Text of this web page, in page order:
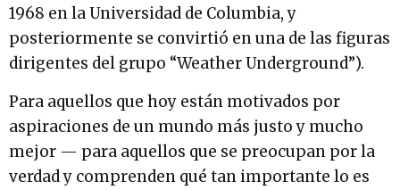
1968 en la Universidad de Columbia, y
posteriormente se convirtió en una de las figuras
dirigentes del grupo “Weather Underground”).
Para aquellos que hoy están motivados por
aspiraciones de un mundo más justo y mucho
mejor — para aquellos que se preocupan por la
verdad y comprenden qué tan importante lo es